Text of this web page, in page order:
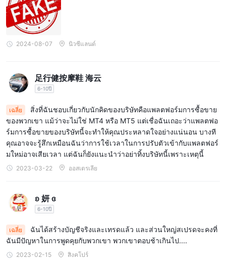
ข้อความ:
ดำเนินการโดยไม่มีการควบคุมดูแลจากหน่วยงานกำกับดูแล
อาจทำให้ผู้ใช้เผชิญกับความเสี่ยง:
thinkorswim คือการขาดการควบคุมดูแลจากหน่วยงานกำกับดูแล ซึ่ง
โครงสร้างค่าธรรมเนียมที่ซับซ้อน:
ธรรมเนียมการซื้อขายที่แข่งขันสำหรับหลายประเภทของการซื้อขาย
ธรรมเนียมอาจซับซ้อนและอาจแตกต่างขึ้นอยู่กับประเภทของการซื้อ
ขายและประเภทบัญชี
เครื่องมือตลาด
แพลตฟอร์มการซื้อขายของ thinkorswim ให้การเข้าถึงถึงช่วงหลาก
หลายของเครื่องมือการเงิน ทำให้ผู้ใช้สามารถสร้างพอร์ตการลงทุนที่
หุ้นและ ETF ที่รายชื่อเป็นส่วนสำคัญของข้อเสนอของแพลตฟอร์ม
ทำให้ผู้ใช้สามารถซื้อขายหุ้นของบริษัทที่เปิดเผยข้อมูลและกองทุนซื้อ
นอกจากนี้แพลตฟอร์มยังสะดวกในการการซื้อขายออปชั่นโดยให้ผู้
ใช้มีโอกาสที่จะซื้อขายสัญญาออปชั่นบนหุ้น ดัชนี และ ETFs ซึ่งช่วย
เพิ่มความยืดหยุ่นและกลยุทธ์การจัดการความเสี่ยง
2024-08-07 นิวซีแลนด์
足行健按摩鞋 海云
6-10ปี
เฉลี่ย
สิ่งที่ฉันชอบเกี่ยวกับนักคิดของบริษัทคือแพลตฟอร์มการซื้อขาย
ของพวกเขา แม้ว่าจะไม่ใช่ MT4 หรือ MT5 แต่เชื่อฉันเถอะว่าแพลตฟอ
ร์มการซื้อขายของบริษัทนี้จะทำให้คุณประหลาดใจอย่างแน่นอน บางที
คุณอาจจะรู้สึกเหมือนฉันว่าการใช้เวลาในการปรับตัวเข้ากับแพลตฟอร์
มใหม่อาจเสียเวลา แต่ฉันก็ยังแนะนำว่าอย่าทิ้งบริษัทนี้เพราะเหตุนี้
2023-03-22 ออสเตรเลีย
ʚ 妍 ɞ
6-10ปี
เฉลี่ย
ฉันได้สร้างบัญชีจริงและเทรดแล้ว และส่วนใหญ่สเปรดจะคงที่
ฉันมีปัญหาในการพูดคุยกับพวกเขา พวกเขาตอบช้าเกินไป....
2023-02-15 สิงคโปร์